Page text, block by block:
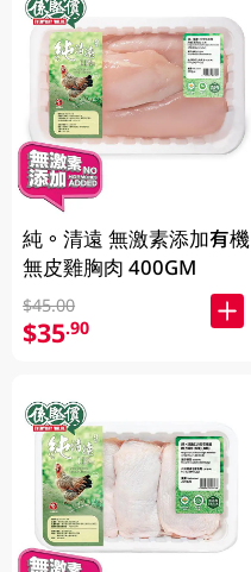
純。清遠 無激素添加有機
無皮雞胸肉 400GM
$45.00
$35.90